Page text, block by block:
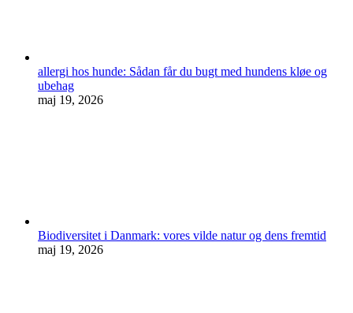
allergi hos hunde: Sådan får du bugt med hundens kløe og
ubehag
maj 19, 2026
Biodiversitet i Danmark: vores vilde natur og dens fremtid
maj 19, 2026